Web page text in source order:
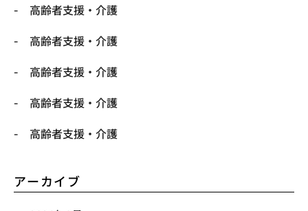
高齢者支援・介護
高齢者支援・介護
高齢者支援・介護
高齢者支援・介護
高齢者支援・介護
アーカイブ